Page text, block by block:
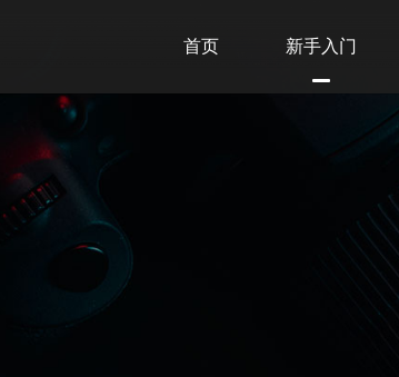
首页 新手入门